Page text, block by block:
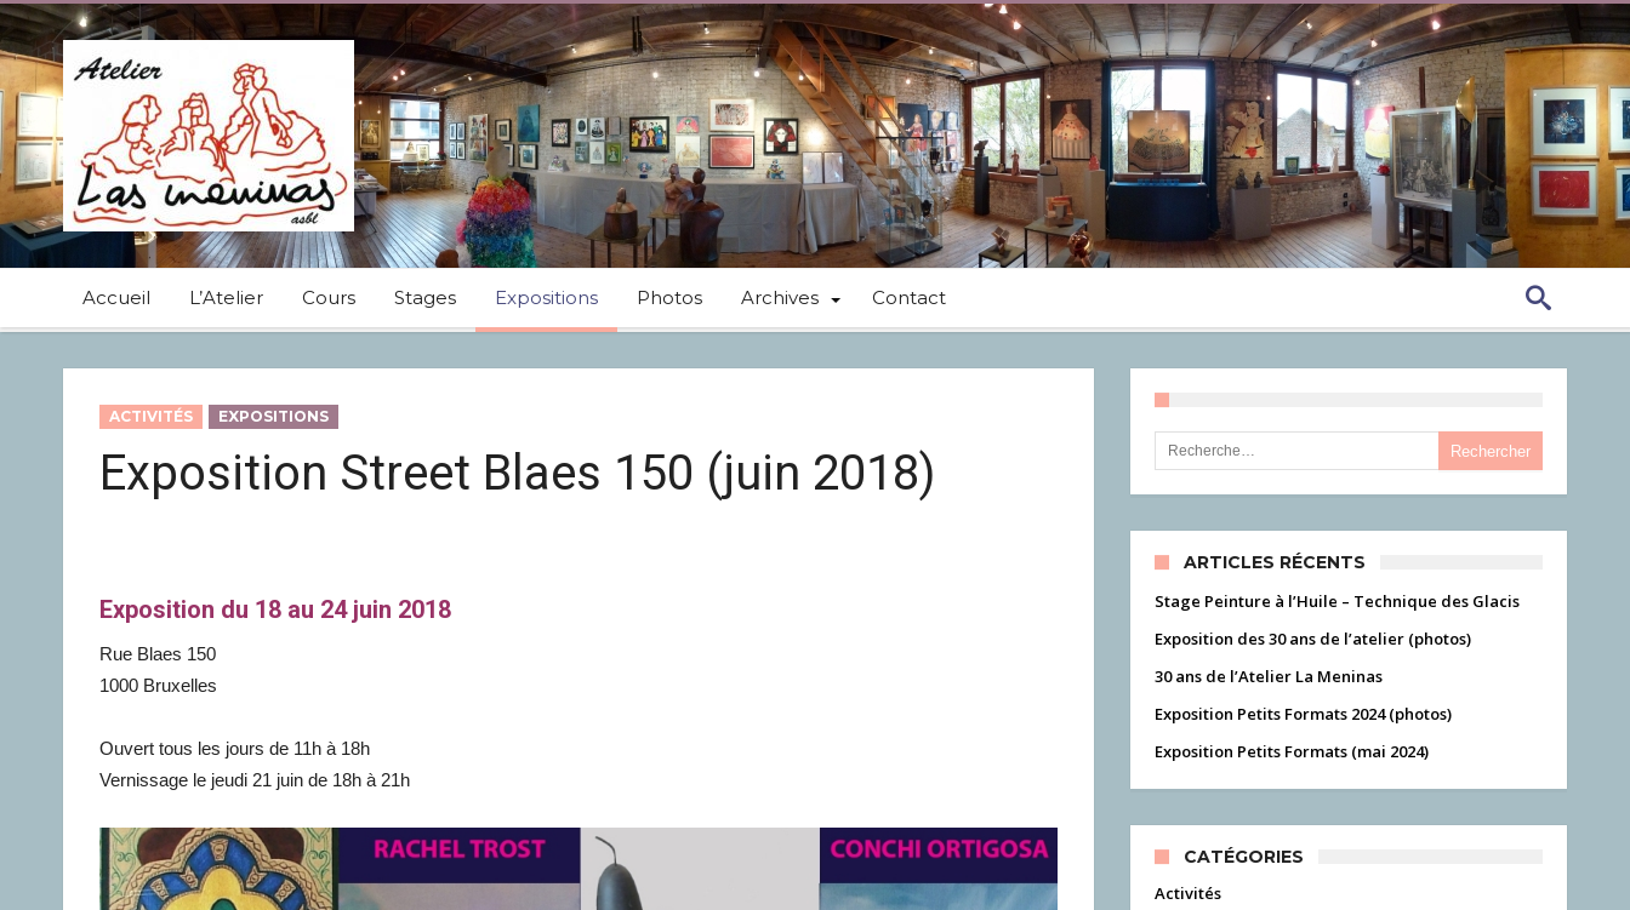
Accueil L’Atelier Cours Stages Expositions Photos Archives Contact
ACTIVITÉS EXPOSITIONS
Exposition Street Blaes 150 (juin 2018)
Exposition du 18 au 24 juin 2018
Rue Blaes 150
1000 Bruxelles
Ouvert tous les jours de 11h à 18h
Vernissage le jeudi 21 juin de 18h à 21h
Rechercher :
ARTICLES RÉCENTS
Stage Peinture à l’Huile – Technique des Glacis
Exposition des 30 ans de l’atelier (photos)
30 ans de l’Atelier La Meninas
Exposition Petits Formats 2024 (photos)
Exposition Petits Formats (mai 2024)
CATÉGORIES
Activités